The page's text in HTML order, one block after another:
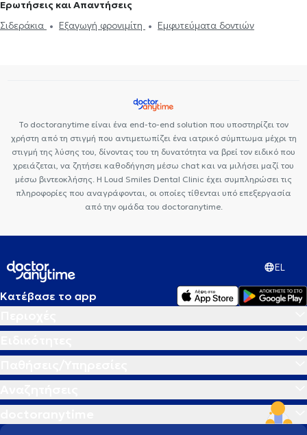
Ερωτήσεις και Απαντήσεις
Σιδεράκια
Εξαγωγή φρονιμίτη Εμφυτεύματα δοντιών
Το doctoranytime είναι ένα end-to-end solution που υποστηρίζει τον
χρήστη από τη στιγμή που αντιμετωπίζει ένα ιατρικό σύμπτωμα μέχρι τη
στιγμή της λύσης του, δίνοντας του τη δυνατότητα να βρεί τον ειδικό που
χρειάζεται, να ζητήσει καθοδήγηση μέσω chat και να μιλήσει μαζί του
μέσω βιντεοκλήσης. Η Loud Smiles Dental Clinic έχει συμπληρώσει τις
πληροφορίες που αναγράφονται, οι οποίες τίθενται υπό επεξεργασία
από την ομάδα του doctoranytime.
EL
Κατέβασε το app